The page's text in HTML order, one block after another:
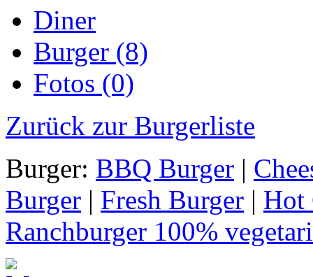
Diner
Burger (8)
Fotos (0)
Zurück zur Burgerliste
Burger: BBQ Burger |
Burger | Fresh Burger | Hot
Ranchburger 100%